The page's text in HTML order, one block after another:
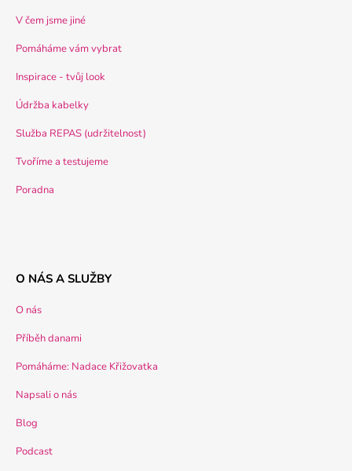
V čem jsme jiné
Pomáháme vám vybrat
Inspirace - tvůj look
Údržba kabelky
Služba REPAS (udržitelnost)
Tvoříme a testujeme
Poradna
O NÁS A SLUŽBY
O nás
Příběh danami
Pomáháme: Nadace Křižovatka
Napsali o nás
Blog
Podcast